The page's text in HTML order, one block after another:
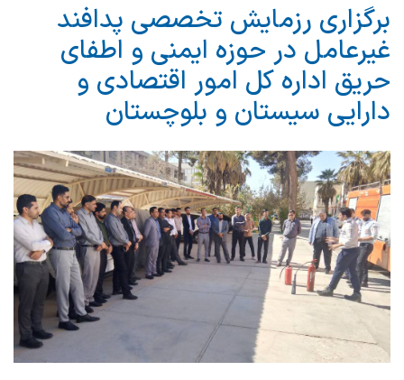
برگزاری رزمایش تخصصی پدافند
غیرعامل در حوزه ایمنی و اطفای
حریق اداره کل امور اقتصادی و
دارایی سیستان و بلوچستان